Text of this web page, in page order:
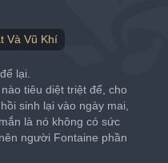
Và Vũ Khí
lại.
tiêu diệt triệt để, cho
sinh lại vào ngày mai,
là nó không có sức
người Fontaine phần